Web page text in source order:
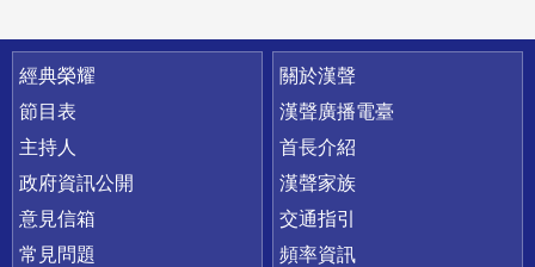
快速連結
經典榮耀
節目表
主持人
政府資訊公開
意見信箱
常見問題
關於漢聲
漢聲廣播電臺
首長介紹
漢聲家族
交通指引
頻率資訊